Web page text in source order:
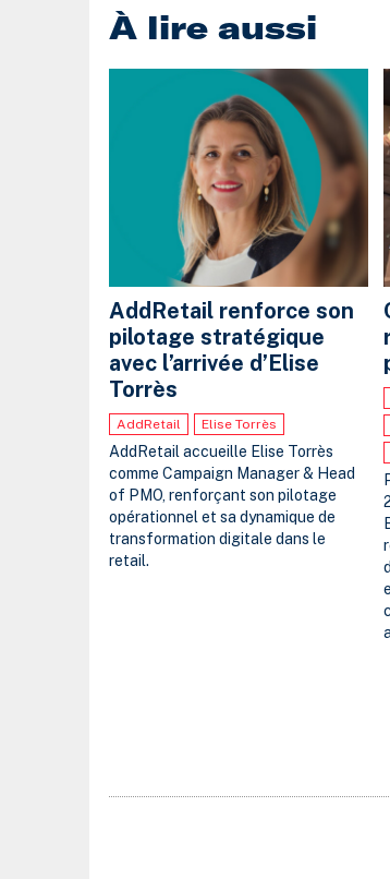
À lire aussi
AddRetail renforce son
pilotage stratégique
avec l’arrivée d’Elise
Torrès
AddRetail Elise Torrès
AddRetail accueille Elise Torrès
comme Campaign Manager & Head
of PMO, renforçant son pilotage
opérationnel et sa dynamique de
transformation digitale dans le
retail.